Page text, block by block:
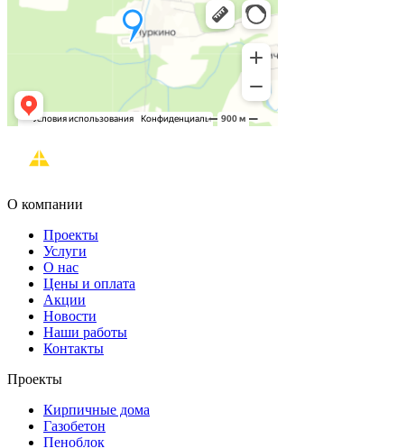
О компании
Проекты
Услуги
О нас
Цены и оплата
Акции
Новости
Наши работы
Контакты
Проекты
Кирпичные дома
Газобетон
Пеноблок